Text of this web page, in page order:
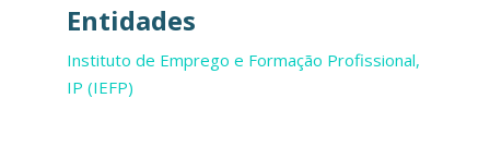
Entidades
Instituto de Emprego e Formação Profissional,
IP (IEFP)